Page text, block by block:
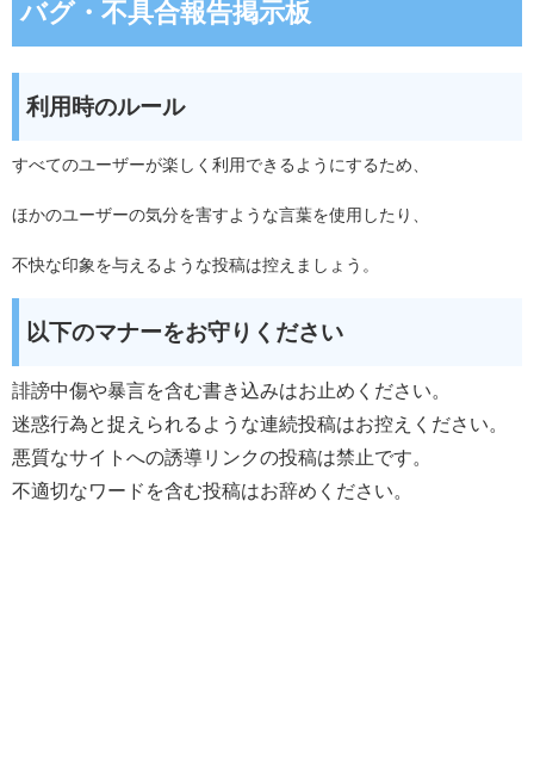
バグ・不具合報告掲示板
利用時のルール
すべてのユーザーが楽しく利用できるようにするため、
ほかのユーザーの気分を害すような言葉を使用したり、
不快な印象を与えるような投稿は控えましょう。
以下のマナーをお守りください
誹謗中傷や暴言を含む書き込みはお止めください。
迷惑行為と捉えられるような連続投稿はお控えください。
悪質なサイトへの誘導リンクの投稿は禁止です。
不適切なワードを含む投稿はお辞めください。